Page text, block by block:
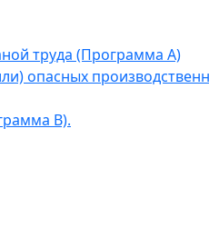
труда (Программа А)
опасных
В).